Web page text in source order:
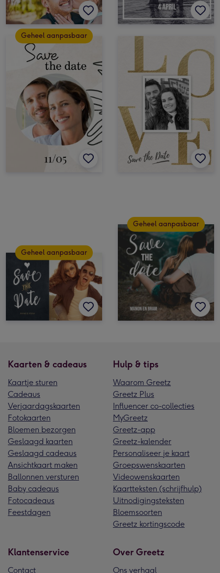
Geheel aanpasbaar
Geheel aanpasbaar
Geheel aanpasbaar
Kaarten & cadeaus
Kaartje sturen
Cadeaus
Verjaardagskaarten
Fotokaarten
Bloemen bezorgen
Geslaagd kaarten
Geslaagd cadeaus
Ansichtkaart maken
Ballonnen versturen
Baby cadeaus
Fotocadeaus
Feestdagen
Hulp & tips
Waarom Greetz
Greetz Plus
Influencer co-collecties
MyGreetz
Greetz-app
Greetz-kalender
Personaliseer je kaart
Groepswenskaarten
Videowenskaarten
Kaartteksten (schrijfhulp)
Uitnodigingsteksten
Bloemsoorten
Greetz kortingscode
Klantenservice
Contact
Over Greetz
Ons verhaal